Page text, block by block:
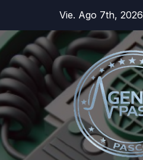
contenido
Vie. Ago 7th, 2026